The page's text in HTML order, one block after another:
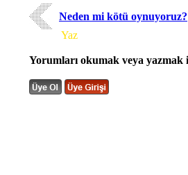
Neden mi kötü oynuyoruz?
Yaz
Yorumları okumak veya yazmak